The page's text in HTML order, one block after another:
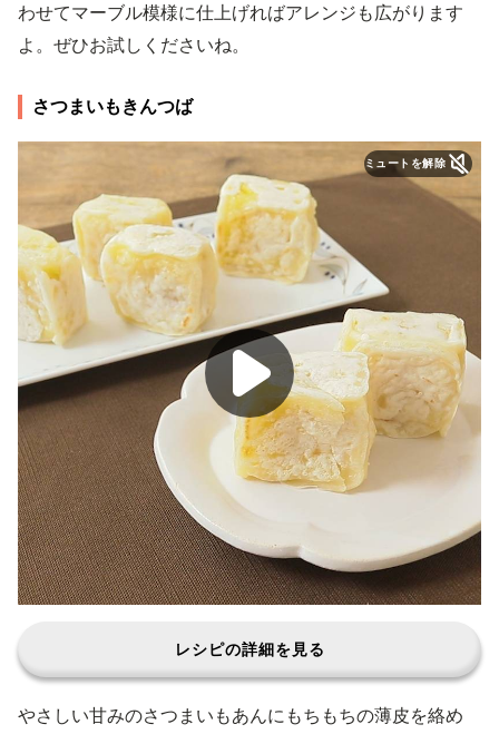
わせてマーブル模様に仕上げればアレンジも広がります
よ。ぜひお試しくださいね。
さつまいもきんつば
ミュートを解除
レシピの詳細を見る
やさしい甘みのさつまいもあんにもちもちの薄皮を絡め